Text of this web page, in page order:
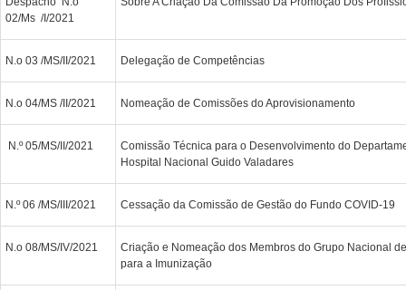
02/Ms /I/2021
N.o 03 /MS/II/2021 Delegação de Competências
N.o 04/MS /II/2021 Nomeação de Comissões do Aprovisionamento
N.º 05/MS/II/2021
Comissão Técnica para o Desenvolvimento do
Hospital Nacional Guido Valadares
N.º 06 /MS/III/2021 Cessação da Comissão de Gestão do Fundo COVID-19
N.o 08/MS/IV/2021
Criação e Nomeação dos Membros do Grupo Nacional
para a Imunização